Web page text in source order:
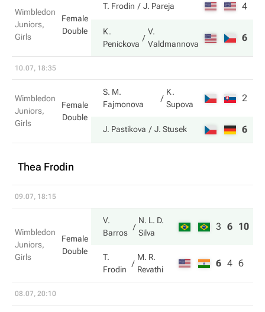
Wimbledon
Juniors,
Girls
Female
Double
T. Frodin J. Pareja 4
K.
Penickova
V.
Valdmannova
6
10.07, 18:35
Wimbledon
Juniors,
Girls
Female
Double
S. M.
Fajmonova
K.
Supova
2
J. Pastikova J. Stusek 6
Thea Frodin
09.07, 18:15
Wimbledon
Juniors,
Girls
Female
Double
V.
Barros
N. L. D.
Silva
3 6 10
T.
Frodin
M. R.
Revathi
6 4 6
08.07, 20:10